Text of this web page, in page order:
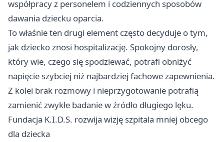
współpracy z personelem i codziennych sposobów
dawania dziecku oparcia.
To właśnie ten drugi element często decyduje o tym,
jak dziecko znosi hospitalizację. Spokojny dorosły,
który wie, czego się spodziewać, potrafi obniżyć
napięcie szybciej niż najbardziej fachowe zapewnienia.
Z kolei brak rozmowy i nieprzygotowanie potrafią
zamienić zwykłe badanie w źródło długiego lęku.
Fundacja K.I.D.S. rozwija wizję szpitala mniej obcego
dla dziecka